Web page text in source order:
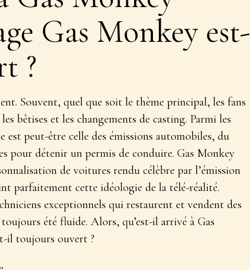
Gas Monkey est-
?
Souvent, quel que soit le thème principal, les fans
bêtises et les changements de casting. Parmi les
est peut-être celle des émissions automobiles, du
pour détenir un permis de conduire. Gas Monkey
de voitures rendu célèbre par l’émission
parfaitement cette idéologie de la télé-réalité.
exceptionnels qui restaurent et vendent des
été fluide. Alors, qu’est-il arrivé à Gas
il toujours ouvert ?